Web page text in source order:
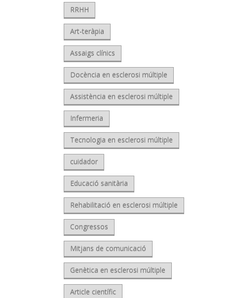
RRHH
Art-teràpia
Assaigs clínics
Docència en esclerosi múltiple
Assistència en esclerosi múltiple
Infermeria
Tecnologia en esclerosi múltiple
cuidador
Educació sanitària
Rehabilitació en esclerosi múltiple
Congressos
Mitjans de comunicació
Genètica en esclerosi múltiple
Article científic